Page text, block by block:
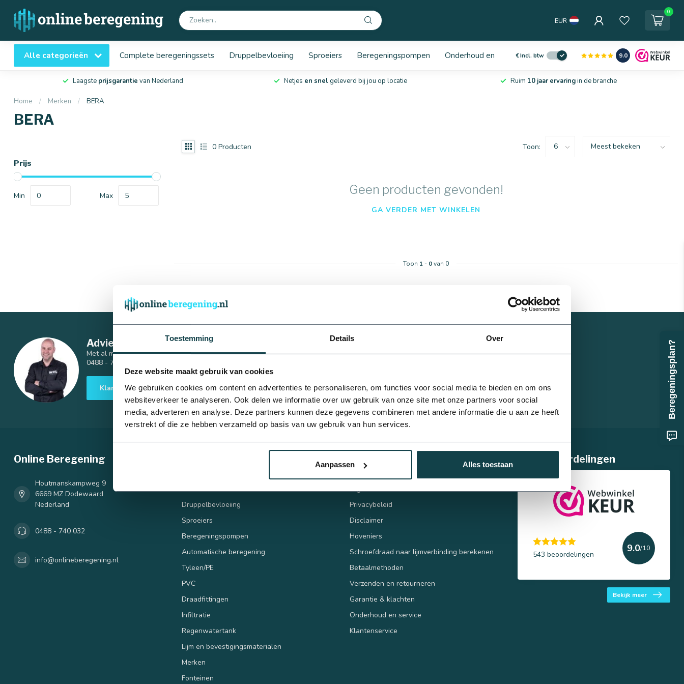
Toestemming Details Over
Deze website maakt gebruik van cookies
We gebruiken cookies om content en advertenties te personaliseren, om functies voor social media te bieden en om ons
websiteverkeer te analyseren. Ook delen we informatie over uw gebruik van onze site met onze partners voor social
media, adverteren en analyse. Deze partners kunnen deze gegevens combineren met andere informatie die u aan ze heeft
verstrekt of die ze hebben verzameld op basis van uw gebruik van hun services.
Aanpassen Alles toestaan
EUR
0
Alle categorieën Complete beregeningssets Druppelbevloeiing Sproeiers Beregeningspompen Onderhoud en service
€Incl. btw 9.0
Laagste prijsgarantie van Nederland Netjes en snelgeleverd bij jou op locatie Ruim 10 jaar ervaringin de branche
Home / Merken / BERA
BERA
Prijs
Min Max
0 Producten Toon:
Geen producten gevonden!
GA VERDER MET WINKELEN
Toon 1 - 0van 0
40 mm 50 mm 63 mm
Advies nodig van een beregeningsspecialist?
Met al meer dan 10 jaar ervaring is geen vraag ons te gek. Telefonisch contact:
0488 - 740 032 of stuur een mail naar
Klantenservice
Online Beregening
Houtmanskampweg 9
6669 MZ Dodewaard
Nederland
0488 - 740 032
info@onlineberegening.nl
Bulkvoordeel
Druppelbevloeiing
Sproeiers
Beregeningspompen
Automatische beregening
Tyleen/PE
PVC
Draadfittingen
Infiltratie
Regenwatertank
Lijm en bevestigingsmaterialen
Merken
Fonteinen
Algemene voorwaarden
Privacybeleid
Disclaimer
Hoveniers
Schroefdraad naar lijmverbinding berekenen
Betaalmethoden
Verzenden en retourneren
Garantie & klachten
Onderhoud en service
Klantenservice
Klantbeoordelingen
543 beoordelingen
9.0/10
Bekijk meer
Beregeningsplan?